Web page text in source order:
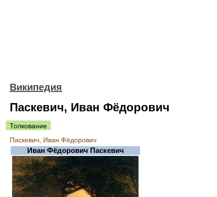
Википедия
Паскевич, Иван Фёдорович
Толкование
Паскевич, Иван Фёдорович
Иван Фёдорович Паскевич